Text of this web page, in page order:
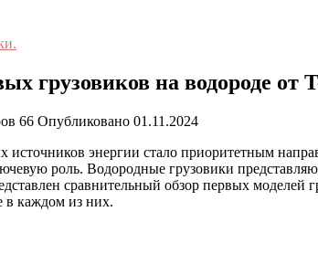
грузовиков на водороде
66 Опубликовано 01.11.2024
источников энергии стало приоритетным
роль. Водородные грузовики
сравнительный обзор первых
в каждом из них.